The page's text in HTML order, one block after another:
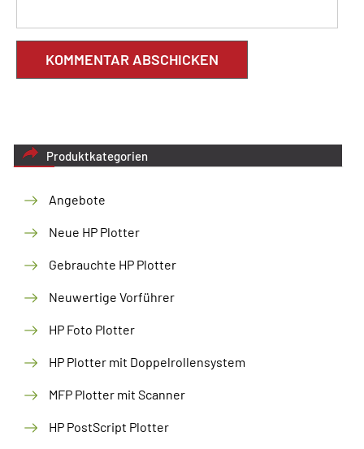
Produktkategorien
Angebote
Neue HP Plotter
Gebrauchte HP Plotter
Neuwertige Vorführer
HP Foto Plotter
HP Plotter mit Doppelrollensystem
MFP Plotter mit Scanner
HP PostScript Plotter